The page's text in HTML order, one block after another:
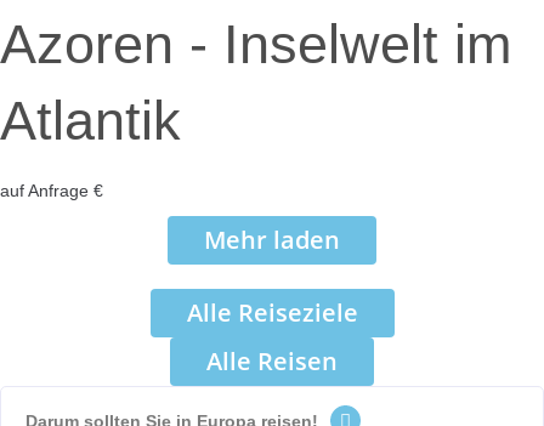
Azoren - Inselwelt im
Atlantik
auf Anfrage €
Mehr laden
Alle Reiseziele
Alle Reisen
Darum sollten Sie in Europa reisen!